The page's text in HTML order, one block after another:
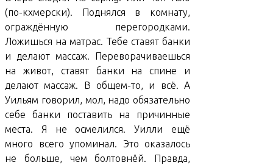
(по-кхмерски). Поднялся в комнату,
ограждённую перегородками.
Ложишься на матрас. Тебе ставят банки
и делают массаж. Переворачиваешься
на живот, ставят банки на спине и
делают массаж. В общем-то, и всё. А
Уильям говорил, мол, надо обязательно
себе банки поставить на причинные
места. Я не осмелился. Уилли ещё
много всего упоминал. Это оказалось
не больше, чем болтовнёй. Правда,